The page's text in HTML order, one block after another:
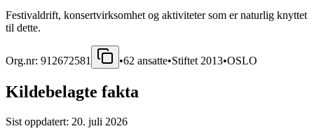
Festivaldrift, konsertvirksomhet og aktiviteter som er naturlig knyttet
til dette.
Org.nr: 912672581 •62 ansatte•Stiftet 2013•OSLO
Kildebelagte fakta
Sist oppdatert: 20. juli 2026